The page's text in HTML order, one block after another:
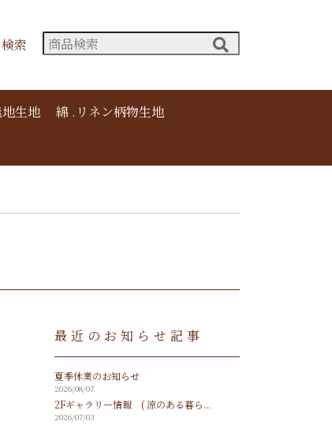
検索
生地
綿 .リネン柄物生地
最近のお知らせ記事
夏季休業のお知らせ
2026/08/07
2Fギャラリー情報 ( 涼のある暮ら...
2026/07/03